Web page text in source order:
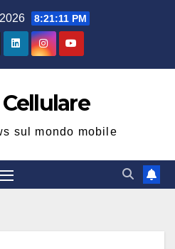
8:21:12 PM
sul mondo mobile